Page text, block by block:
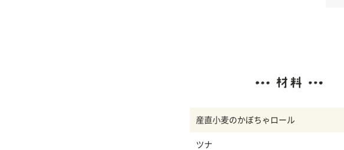
産直小麦のかぼちゃロール
ツナ